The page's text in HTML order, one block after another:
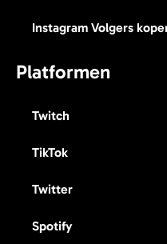
Instagram Volgers
Platformen
Twitch
TikTok
Twitter
Spotify